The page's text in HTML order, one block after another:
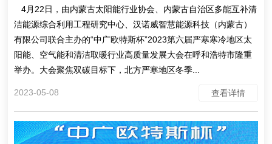
4月22日，由内蒙古太阳能行业协会、内蒙古自治区多能互补清
洁能源综合利用工程研究中心、汉诺威智慧能源科技（内蒙古）
有限公司联合主办的“中广欧特斯杯”2023第六届严寒寒冷地区太
阳能、空气能和清洁取暖行业高质量发展大会在呼和浩特市隆重
举办。大会聚焦双碳目标下，北方严寒地区冬季...
2023-05-08 查看详情